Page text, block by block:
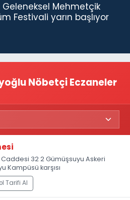
Geleneksel Mehmetçik
Festivali yarın başlıyor
Nöbetçi Eczaneler
32 2 Gümüşsuyu Askeri
Kampüsü karşısı
Tarifi Al